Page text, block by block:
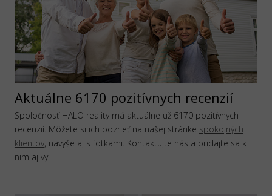
Aktuálne 6170 pozitívnych recenzií
Spoločnosť HALO reality má aktuálne už 6170 pozitívnych
recenzií. Môžete si ich pozrieť na našej stránke spokojných
klientov, navyše aj s fotkami. Kontaktujte nás a pridajte sa k
nim aj vy.